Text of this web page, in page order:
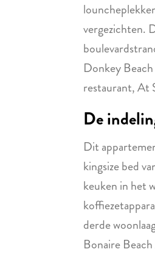
vergezichten.
Donkey
restaurant, At
De
Dit
kingsize bed
keuken in het
derde
Bonaire